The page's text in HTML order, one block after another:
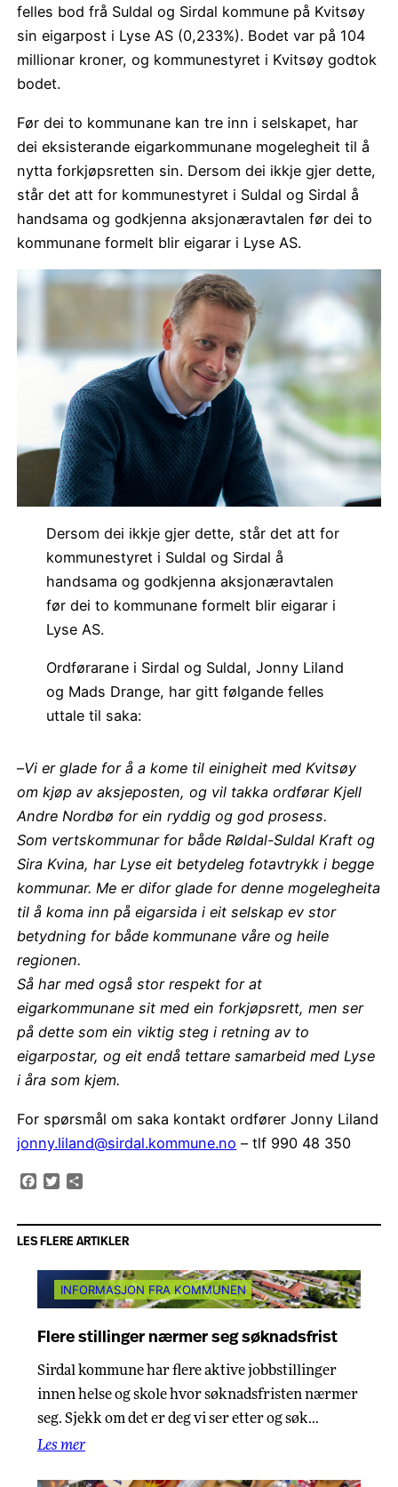
felles bod frå Suldal og Sirdal kommune på Kvitsøy
sin eigarpost i Lyse AS (0,233%). Bodet var på 104
millionar kroner, og kommunestyret i Kvitsøy godtok
bodet.
Før dei to kommunane kan tre inn i selskapet, har
dei eksisterande eigarkommunane mogelegheit til å
nytta forkjøpsretten sin. Dersom dei ikkje gjer dette,
står det att for kommunestyret i Suldal og Sirdal å
handsama og godkjenna aksjonæravtalen før dei to
kommunane formelt blir eigarar i Lyse AS.
Dersom dei ikkje gjer dette, står det att for
kommunestyret i Suldal og Sirdal å
handsama og godkjenna aksjonæravtalen
før dei to kommunane formelt blir eigarar i
Lyse AS.
Ordførarane i Sirdal og Suldal, Jonny Liland
og Mads Drange, har gitt følgande felles
uttale til saka:
–Vi er glade for å a kome til einigheit med Kvitsøy
om kjøp av aksjeposten, og vil takka ordførar Kjell
Andre Nordbø for ein ryddig og god prosess.
Som vertskommunar for både Røldal-Suldal Kraft og
Sira Kvina, har Lyse eit betydeleg fotavtrykk i begge
kommunar. Me er difor glade for denne mogelegheita
til å koma inn på eigarsida i eit selskap ev stor
betydning for både kommunane våre og heile
regionen.
Så har med også stor respekt for at
eigarkommunane sit med ein forkjøpsrett, men ser
på dette som ein viktig steg i retning av to
eigarpostar, og eit endå tettare samarbeid med Lyse
i åra som kjem.
For spørsmål om saka kontakt ordfører Jonny Liland
jonny.liland@sirdal.kommune.no – tlf 990 48 350
Facebook
Twitter
LES FLERE ARTIKLER
INFORMASJON FRA KOMMUNEN
Flere stillinger nærmer seg søknadsfrist
Sirdal kommune har flere aktive jobbstillinger
innen helse og skole hvor søknadsfristen nærmer
seg. Sjekk om det er deg vi ser etter og søk…
Les mer